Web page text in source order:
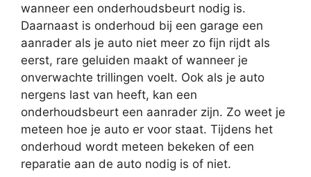
wanneer een onderhoudsbeurt nodig is.
Daarnaast is onderhoud bij een garage een
aanrader als je auto niet meer zo fijn rijdt als
eerst, rare geluiden maakt of wanneer je
onverwachte trillingen voelt. Ook als je auto
nergens last van heeft, kan een
onderhoudsbeurt een aanrader zijn. Zo weet je
meteen hoe je auto er voor staat. Tijdens het
onderhoud wordt meteen bekeken of een
reparatie aan de auto nodig is of niet.